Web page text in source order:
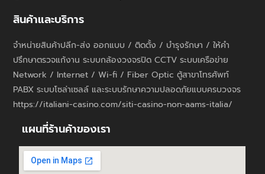
สินค้าและบริการ
จำหน่ายสินค้าปลีก-ส่ง ออกแบบ / ติดตั้ง / บำรุงรักษา / ให้คำ
ปรึกษาตรวจแก้งาน ระบบกล้องวงจรปิด CCTV ระบบเครือข่าย
Network / Internet / Wi-fi / Fiber Optic ตู้สาขาโทรศัพท์
PABX ระบบโซล่าเซลล์ และระบบรักษาความปลอดภัยแบบครบวงจร
https://italiani-casino.com/siti-casino-non-aams-italia/
แผนที่ร้านค้าของเรา